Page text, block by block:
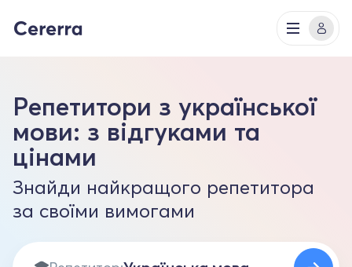
Репетитори з української
мови: з відгуками та
цінами
Знайди найкращого репетитора
за своїми вимогами